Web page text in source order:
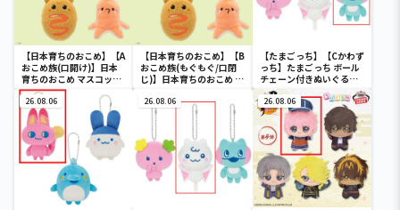
【日本育ちのおこめ】【A
おこめ族(口開け)】日本
育ちのおこめ マスコット
キーチェーン
【日本育ちのおこめ】【B
おこめ族(もぐもぐ/口閉
じ)】日本育ちのおこめ マ
【たまごっち】【Cかわず
っち】たまごっち ボール
チェーン付きぬいぐるみ
～Tamagotchi
Paradise～vol.3
26.08.06 26.08.06 26.08.06